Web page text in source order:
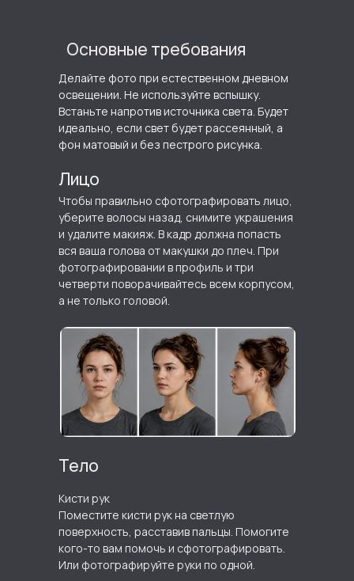
Делайте фото при естественном дневном
освещении. Не используйте вспышку.
Встаньте напротив источника света. Будет
идеально, если свет будет рассеянный, а
фон матовый и без пестрого рисунка.
Основные требования
Лицо
Чтобы правильно сфотографировать лицо,
уберите волосы назад, снимите украшения
и удалите макияж. В кадр должна попасть
вся ваша голова от макушки до плеч. При
фотографировании в профиль и три
четверти поворачивайтесь всем корпусом,
а не только головой.
Тело
Кисти рук
Поместите кисти рук на светлую
поверхность, расставив пальцы. Помогите
кого-то вам помочь и сфотографировать.
Или фотографируйте руки по одной.
ДЛЯ ЗАПИСИ